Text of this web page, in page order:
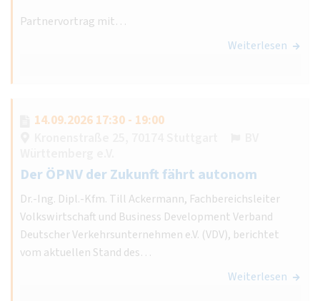
Partnervortrag mit…
Weiterlesen
14.09.2026 17:30 - 19:00
Der ÖPNV der Zukunft fährt autonom
Dr.-Ing. Dipl.-Kfm. Till Ackermann, Fachbereichsleiter
Volkswirtschaft und Business Development Verband
Deutscher Verkehrsunternehmen e.V. (VDV), berichtet
vom aktuellen Stand des…
Weiterlesen